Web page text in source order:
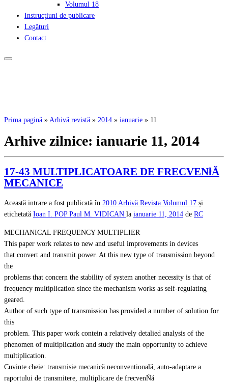
Volumul 18
Instrucțiuni de publicare
Legături
Contact
Prima pagină » Arhivă revistă » 2014 » ianuarie » 11
Arhive zilnice: ianuarie 11, 2014
17-43 MULTIPLICATOARE DE FRECVENłĂ
MECANICE
Această intrare a fost publicată în 2010 Arhivă Revista Volumul 17 și
etichetată Ioan I. POP Paul M. VIDICAN la ianuarie 11, 2014 de RC
MECHANICAL FREQUENCY MULTIPLIER
This paper work relates to new and useful improvements in devices
that convert and transmit power. At this new type of transmission beyond
the
problems that concern the stability of system another necessity is that of
frequency multiplication since the mechanism works as self-regulating
geared.
Author of such type of transmission has provided a number of solution for
this
problem. This paper work contein a relatively detalied analysis of the
phenomen of multiplication and study the main opportunity to achieve
multiplication.
Cuvinte cheie: transmisie mecanică neconventională, auto-adaptare a
raportului de transmitere, multiplicare de frecvenŃă